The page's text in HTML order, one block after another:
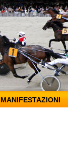
MANIFESTAZIONI